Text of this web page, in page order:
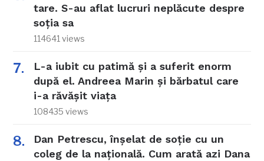
tare. S-au aflat lucruri neplăcute despre
soția sa
114641 views
L-a iubit cu patimă și a suferit enorm
după el. Andreea Marin și bărbatul care
i-a răvășit viața
108435 views
Dan Petrescu, înșelat de soție cu un
coleg de la națională. Cum arată azi Dana